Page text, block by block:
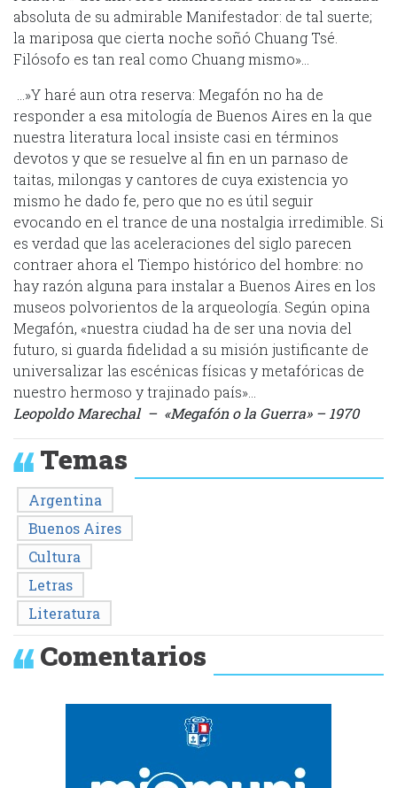
absoluta de su admirable Manifestador: de tal suerte;
la mariposa que cierta noche soñó Chuang Tsé.
Filósofo es tan real como Chuang mismo»…
…»Y haré aun otra reserva: Megafón no ha de
responder a esa mitología de Buenos Aires en la que
nuestra literatura local insiste casi en términos
devotos y que se resuelve al fin en un parnaso de
taitas, milongas y cantores de cuya existencia yo
mismo he dado fe, pero que no es útil seguir
evocando en el trance de una nostalgia irredimible. Si
es verdad que las aceleraciones del siglo parecen
contraer ahora el Tiempo histórico del hombre: no
hay razón alguna para instalar a Buenos Aires en los
museos polvorientos de la arqueología. Según opina
Megafón, «nuestra ciudad ha de ser una novia del
futuro, si guarda fidelidad a su misión justificante de
universalizar las escénicas físicas y metafóricas de
nuestro hermoso y trajinado país»…
Leopoldo Marechal – «Megafón o la Guerra» – 1970
Temas
Argentina
Buenos Aires
Cultura
Letras
Literatura
Comentarios